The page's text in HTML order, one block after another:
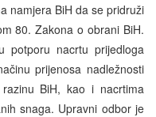
namjera BiH da se pridruži
80. Zakona o obrani BiH.
potporu nacrtu prijedloga
prijenosa nadležnosti
BiH, kao i nacrtima
snaga. Upravni odbor je